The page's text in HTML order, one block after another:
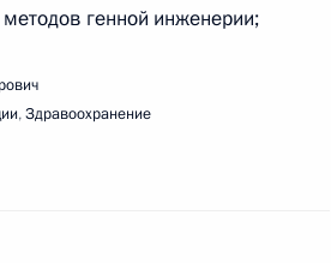
логистических
генной инженерии;
,Здравоохранение